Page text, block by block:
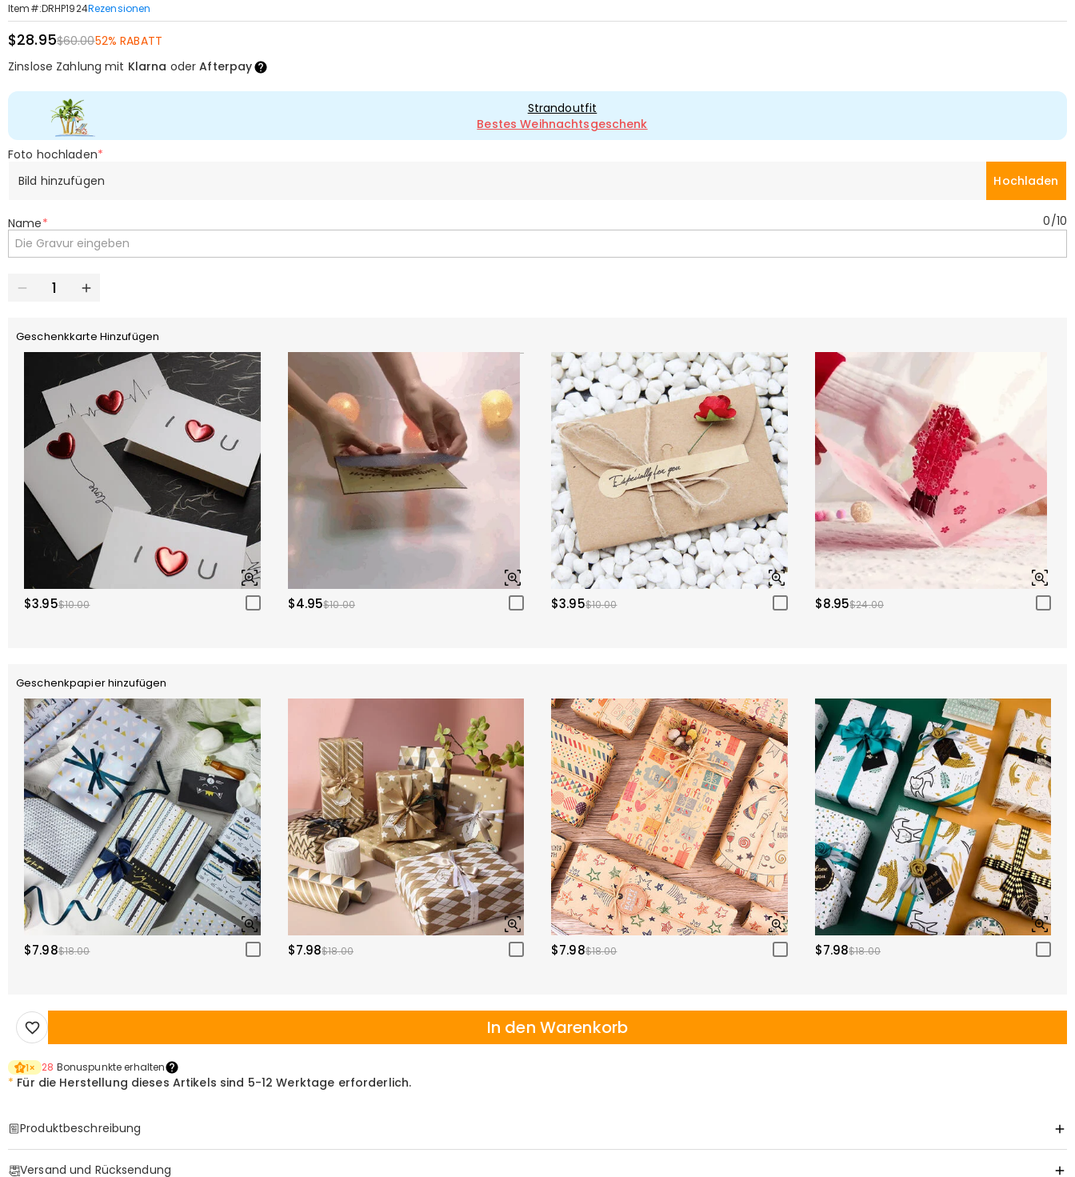
Item#:DRHP1924Rezensionen
$28.95$60.0052% RABATT
Zinslose Zahlung mit Klarna oderAfterpay
Strandoutfit
Bestes Weihnachtsgeschenk
Foto hochladen*
Bild hinzufügen
Hochladen
Name* 0/10
Geschenkkarte Hinzufügen
$3.95$10.00 $4.95$10.00 $3.95$10.00 $8.95$24.00
Geschenkpapier hinzufügen
$7.98$18.00 $7.98$18.00 $7.98$18.00 $7.98$18.00
In den Warenkorb
1× 28 Bonuspunkte erhalten
* Für die Herstellung dieses Artikels sind 5-12 Werktage erforderlich.
Produktbeschreibung
Basisinformationen
Versand und Rücksendung